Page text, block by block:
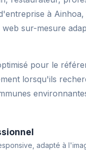
à
sur-mesure
pour le
lorsqu'ils
adapté à